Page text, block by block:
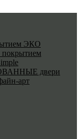
ЭКО
двери
арт